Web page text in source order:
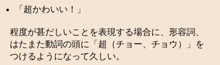
「超かわいい！」
程度が甚だしいことを表現する場合に、形容詞、
はたまた動詞の頭に「超（チョー、チョウ）」を
つけるようになって久しい。